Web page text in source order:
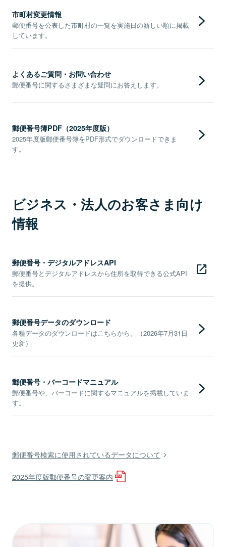
市町村変更情報
郵便番号を公表した市町村の一覧を実施日の新しい順に掲載
しています。
よくあるご質問・お問い合わせ
郵便番号に関するさまざまな疑問にお答えします。
郵便番号簿PDF（2025年度版）
2025年度版郵便番号簿をPDF形式でダウンロードできま
す。
ビジネス・法人のお客さま向け
情報
郵便番号・デジタルアドレスAPI
郵便番号とデジタルアドレスから住所を取得できる公式API
を提供。
郵便番号データのダウンロード
各種データのダウンロードはこちらから。（2026年7月31日
更新）
郵便番号・バーコードマニュアル
郵便番号や、バーコードに関するマニュアルを掲載していま
す。
郵便番号検索に使用されているデータについて
2025年度版郵便番号の変更案内